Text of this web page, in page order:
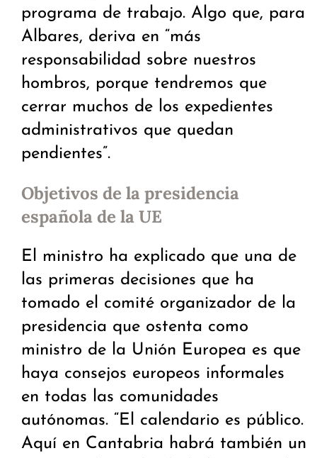
programa de trabajo. Algo que, para
Albares, deriva en “más
responsabilidad sobre nuestros
hombros, porque tendremos que
cerrar muchos de los expedientes
administrativos que quedan
pendientes”.
Objetivos de la presidencia
española de la UE
El ministro ha explicado que una de
las primeras decisiones que ha
tomado el comité organizador de la
presidencia que ostenta como
ministro de la Unión Europea es que
haya consejos europeos informales
en todas las comunidades
autónomas. “El calendario es público.
Aquí en Cantabria habrá también un